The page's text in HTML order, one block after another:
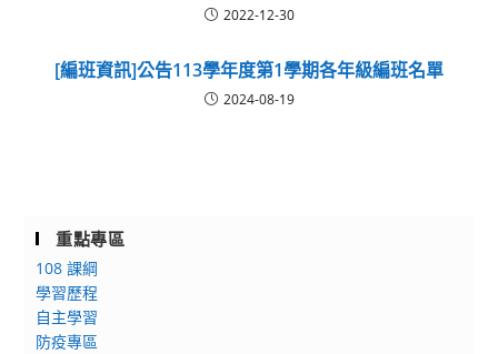
2022-12-30
[編班資訊]公告113學年度第1學期各年級編班名單
2024-08-19
重點專區
108 課綱
學習歷程
自主學習
防疫專區